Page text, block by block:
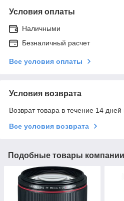
Условия оплаты
Наличными
Безналичный расчет
Все условия оплаты
Условия возврата
Возврат товара в течение 14 дней
Все условия возврата
Подобные товары компании